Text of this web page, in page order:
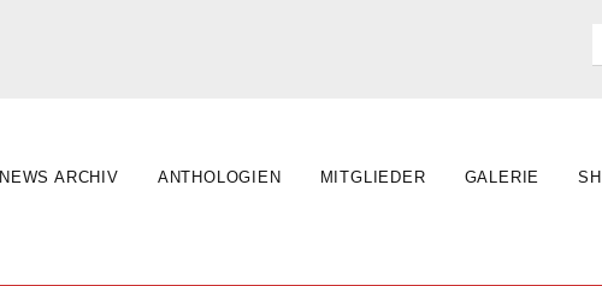
NEWS ARCHIV ANTHOLOGIEN MITGLIEDER GALERIE